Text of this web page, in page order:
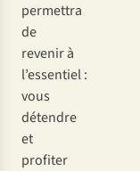
permettra
de
revenir à
l’essentiel :
vous
détendre
et
profiter